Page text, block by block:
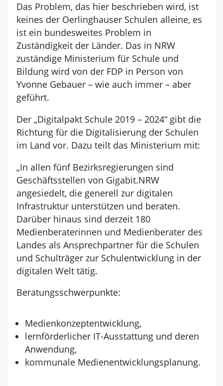
Das Problem, das hier beschrieben wird, ist
keines der Oerlinghauser Schulen alleine, es
ist ein bundesweites Problem in
Zuständigkeit der Länder. Das in NRW
zuständige Ministerium für Schule und
Bildung wird von der FDP in Person von
Yvonne Gebauer – wie auch immer – aber
geführt.
Der „Digitalpakt Schule 2019 – 2024“ gibt die
Richtung für die Digitalisierung der Schulen
im Land vor. Dazu teilt das Ministerium mit:
„In allen fünf Bezirksregierungen sind
Geschäftsstellen von Gigabit.NRW
angesiedelt, die generell zur digitalen
Infrastruktur unterstützen und beraten.
Darüber hinaus sind derzeit 180
Medienberaterinnen und Medienberater des
Landes als Ansprechpartner für die Schulen
und Schulträger zur Schulentwicklung in der
digitalen Welt tätig.
Beratungsschwerpunkte:
Medienkonzeptentwicklung,
lernförderlicher IT-Ausstattung und deren
Anwendung,
kommunale Medienentwicklungsplanung.